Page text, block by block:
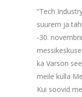
“Tech
suurem ja
-30.
ka Varson
meile külla
Kui soovid